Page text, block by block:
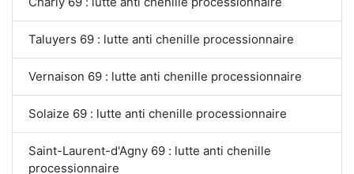
Taluyers 69 : lutte anti chenille processionnaire
Vernaison 69 : lutte anti chenille processionnaire
Solaize 69 : lutte anti chenille processionnaire
Saint-Laurent-d'Agny 69 : lutte anti chenille
processionnaire